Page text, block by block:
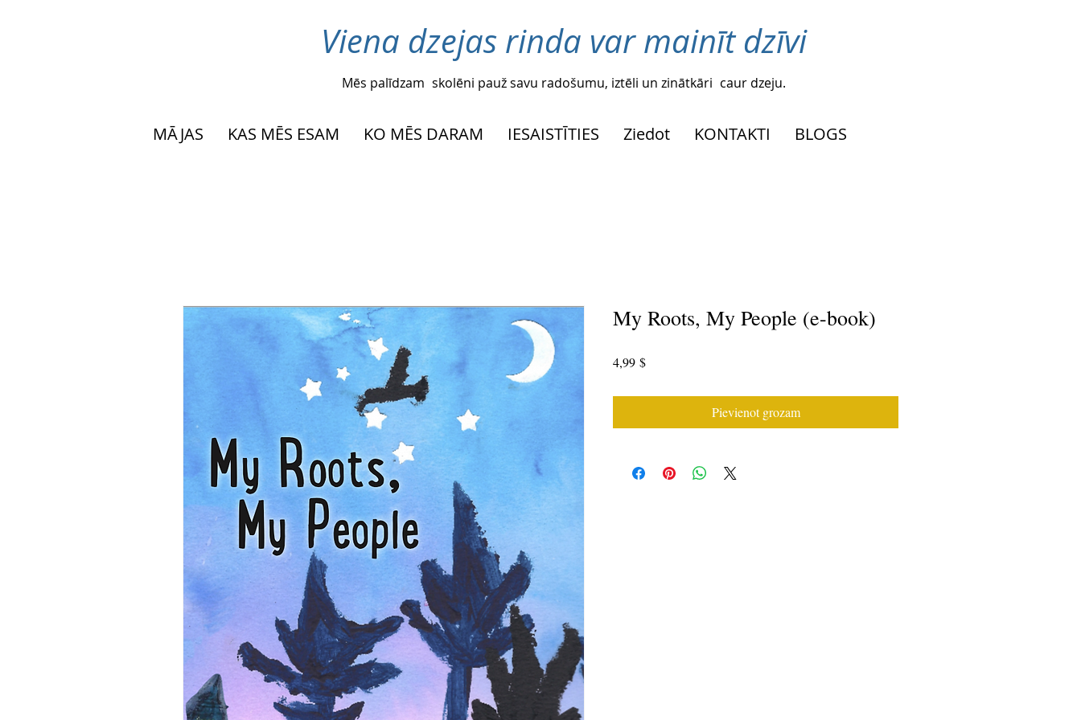
Viena dzejas rinda var mainīt dzīvi
Mēs palīdzam skolēni pauž savu radošumu, iztēli un zinātkāri caur dzeju.
MĀJAS KAS MĒS ESAM KO MĒS DARAM IESAISTĪTIES Ziedot KONTAKTI BLOGS
My Roots, My People (e-book)
4,99 $Cena
Pievienot grozam